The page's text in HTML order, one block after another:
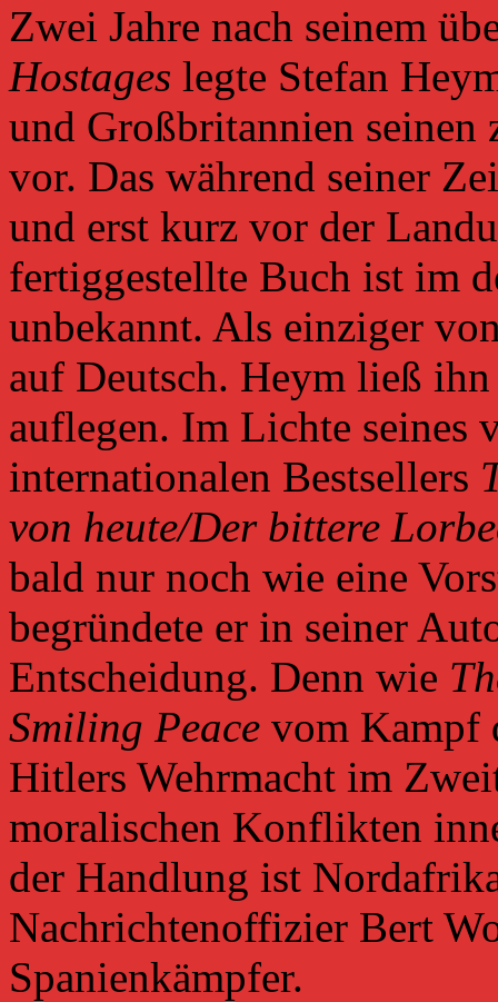
Zwei Jahre nach seinem
Hostages legte Stefan
und Großbritannien seinen
vor. Das während seiner
und erst kurz vor der
fertiggestellte Buch ist im
unbekannt. Als einziger
auf Deutsch. Heym ließ
auflegen. Im Lichte seines
internationalen Bestsellers
von heute/Der bittere
bald nur noch wie eine
begründete er in seiner
Entscheidung. Denn wie
Smiling Peace vom Kampf
Hitlers Wehrmacht im
moralischen Konflikten
der Handlung ist
Nachrichtenoffizier Bert
Spanienkämpfer.